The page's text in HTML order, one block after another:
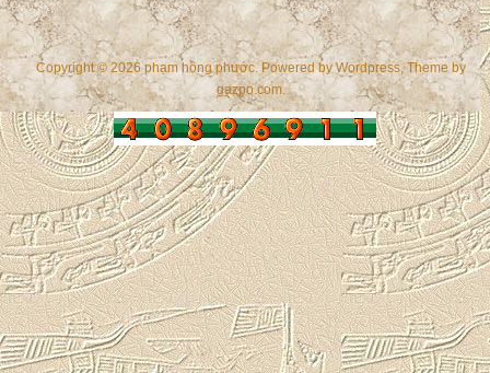
Copyright © 2026 phạm hồng phước. Powered byWordpress , Theme by
gazpo.com.